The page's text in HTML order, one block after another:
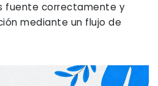
fuente correctamente y
mediante un flujo de